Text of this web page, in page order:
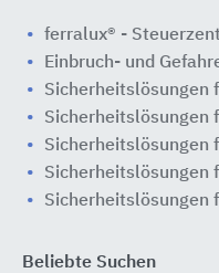
ferralux® -
Einbruch- und
Sicherheitslösungen
Sicherheitslösungen
Sicherheitslösungen
Sicherheitslösungen
Sicherheitslösungen
Beliebte Suchen